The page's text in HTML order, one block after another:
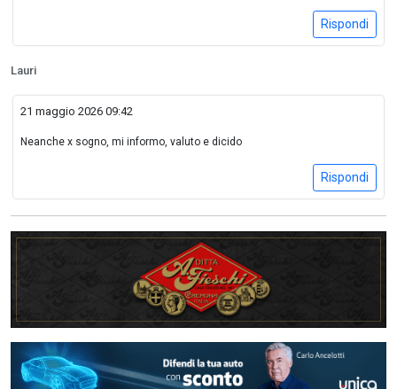
Rispondi
Lauri
21 maggio 2026 09:42
Neanche x sogno, mi informo, valuto e dicido
Rispondi